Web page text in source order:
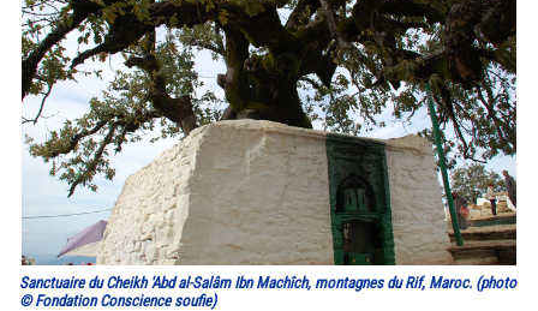
Sanctuaire du Cheikh 'Abd al-Salâm Ibn Machîch, montagnes du Rif, Maroc. (photo
© Fondation Conscience soufie)